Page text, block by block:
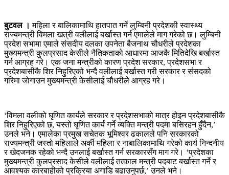
बुटवल ।महिला र बालिकामाथि हातपात गर्ने लुम्बिनी प्रदेशकी स्वास्थ्य
राज्यमन्त्री विमला खत्री वलीलाई बर्खास्त गर्न एमालेले माग गरेको छ। लुम्बिनी
प्रदेश सभामा एमाले संसदीय दलका उपनेता बैजनाथ चौधरीले प्रदेशका
मुख्यमन्त्री कुलप्रसाद केसीले नैतिकताको आधारमा आजकै मितिदेखि बर्खास्त
गर्न आग्रह गरे। एक जना मन्त्रीको कारण प्रदेश सरकार, प्रदेशसभा र
प्रदेशबासीकै शिर निहुरिएको भन्दै वलीलाई बर्खास्त गरी सरकार र संसदको
गरिमा जोगाउन मुख्यमन्त्री केसीलाई चौधरीले आग्रह गरे।
‘विमला वलीको घृणित कार्यले सरकार र प्रदेशसभाको मात्र होइन प्रदेशबासीकै
शिर निहुरिएको छ, यस्तो घृणित कार्य गर्ने व्यक्ति मन्त्री पदमा बसिरहन हुँदैन,’
उनले भने। एमालेका प्रमुख सचेतक भूमिश्वर ढकालले पनि सरकारको
राज्यमन्त्री जस्तो महिलाले अर्की महिला र नाबालिकामाथि गरेको कार्य निन्दनीय
र खेदजनक रहेको भन्दै उनलाई बर्खास्त गर्न सरकारसँग माग गरे। ‘प्रदेशका
मुख्यमन्त्री कुलप्रसाद केसीले वलीलाई तत्काल मन्त्री पदबाट बर्खास्त गर्ने र
आवश्यक कारबाहीको प्रक्रिया अगाडि बढाउनुपर्छ,’ उनले भने।